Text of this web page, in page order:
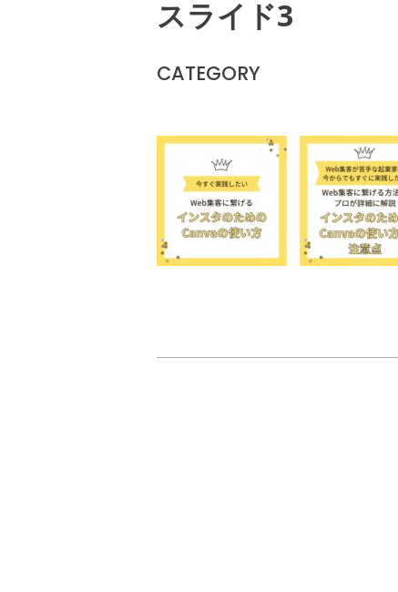
スライド3
CATEGORY